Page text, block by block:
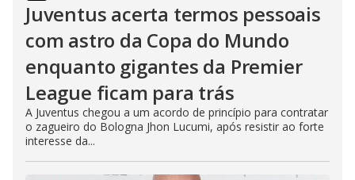
Juventus acerta termos pessoais
com astro da Copa do Mundo
enquanto gigantes da Premier
League ficam para trás
A Juventus chegou a um acordo de princípio para contratar
o zagueiro do Bologna Jhon Lucumi, após resistir ao forte
interesse da...